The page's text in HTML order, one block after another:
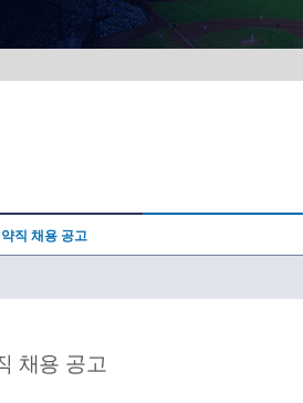
직 채용 공고
채용 공고